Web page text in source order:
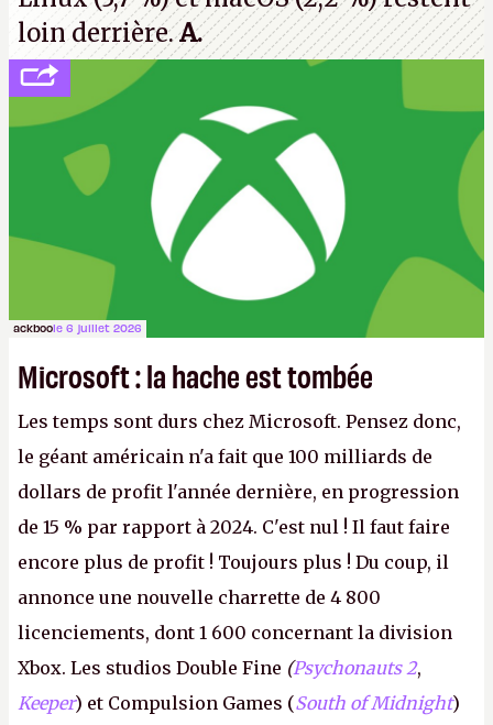
loin derrière.A.
ackboole 6 juillet 2026
Microsoft : la hache est tombée
Les temps sont durs chez Microsoft. Pensez donc,
le géant américain n'a fait que 100 milliards de
dollars de profit l'année dernière, en progression
de 15 % par rapport à 2024. C'est nul ! Il faut faire
encore plus de profit ! Toujours plus ! Du coup, il
annonce une nouvelle charrette de 4 800
licenciements, dont 1 600 concernant la division
Xbox. Les studios Double Fine (Psychonauts 2,
Keeper) et Compulsion Games (South of Midnight)